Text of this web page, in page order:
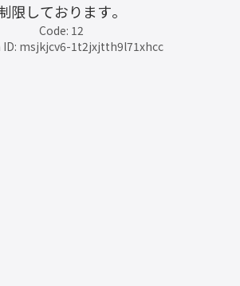
限しております。
Code: 12
ID: msjkjcv6-1t2jxjtth9l71xhcc